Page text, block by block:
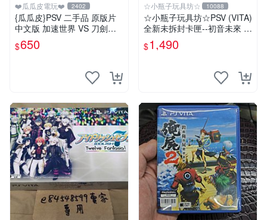
❤️瓜瓜皮電玩❤️ 2402
{瓜瓜皮}PSV 二手品 原版片
中文版 加速世界 VS 刀劍神
域 千年的黃昏(遊戲都能回收)
$650
☆小瓶子玩具坊☆ 10088
☆小瓶子玩具坊☆PSV (VITA)
全新未拆封卡匣--初音未來 名
伶計畫X 中文版
$1,490